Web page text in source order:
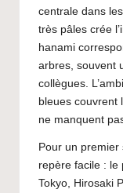
centrale dans
très pâles crée
hanami
arbres, souvent
collègues.
bleues couvrent
ne manquent
Pour un premier
repère facile : le
Tokyo, Hirosaki